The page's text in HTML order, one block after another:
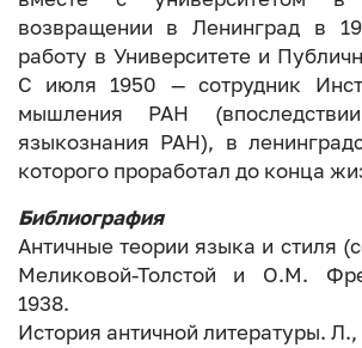
возвращении в Ленинград в
работу в Университете и
С июля 1950 — сотрудник
мышления РАН
языкознания РАН), в
которого проработал до конца
Библиография
Античные теории языка и стиля
Меликовой-Толстой и О.М.
1938.
История античной литературы. Л.,